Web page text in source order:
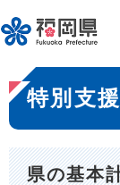
ー
ジ
先
頭
で
。
本
文
特別支
県の基本